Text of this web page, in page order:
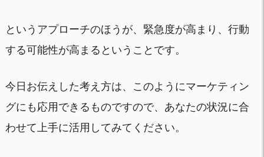
というアプローチのほうが、緊急度が高まり、行動
する可能性が高まるということです。
今日お伝えした考え方は、このようにマーケティン
グにも応用できるものですので、あなたの状況に合
わせて上手に活用してみてください。